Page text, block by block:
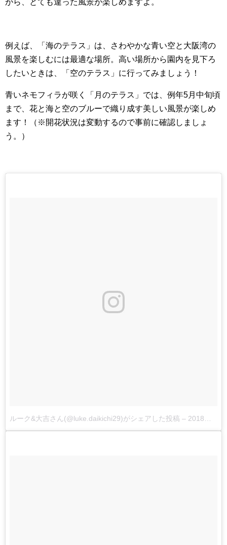
例えば、「海のテラス」は、さわやかな青い空と大阪湾の
風景を楽しむには最適な場所。高い場所から園内を見下ろ
したいときは、「空のテラス」に行ってみましょう！
青いネモフィラが咲く「月のテラス」では、例年5月中旬頃
まで、花と海と空のブルーで織り成す美しい風景が楽しめ
ます！（※開花状況は変動するので事前に確認しましょ
う。）
ルーク&大吉さん(@luke.daikichi29)がシェアした投稿 – 2018年 5月月7日午後5時44分PDT